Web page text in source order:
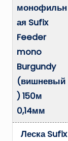
монофильн
ая Sufix
Feeder
mono
Burgundy
(вишневый
) 150м
0,14мм
Леска Sufix